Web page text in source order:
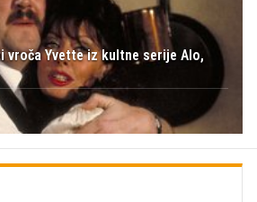
vroča Yvette iz kultne serije Alo,